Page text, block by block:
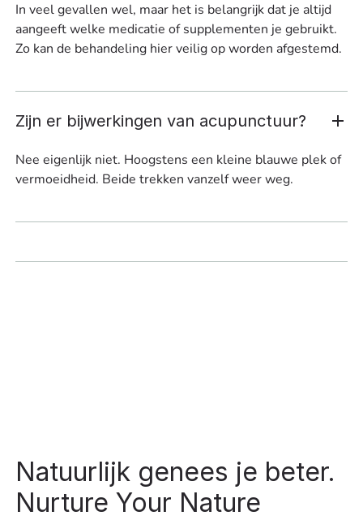
In veel gevallen wel, maar het is belangrijk dat je altijd
aangeeft welke medicatie of supplementen je gebruikt.
Zo kan de behandeling hier veilig op worden afgestemd.
Zijn er bijwerkingen van acupunctuur?
Nee eigenlijk niet. Hoogstens een kleine blauwe plek of
vermoeidheid. Beide trekken vanzelf weer weg.
Natuurlijk genees je beter.
Nurture Your Nature